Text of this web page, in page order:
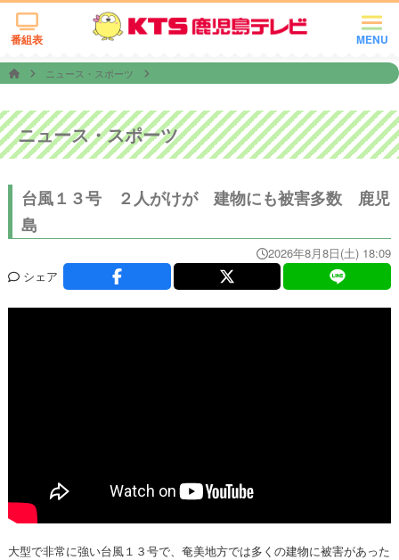
MENU
番組表
ニュース・スポーツ
ニュース・スポーツ
台風１３号 ２人がけが 建物にも被害多数 鹿児
島
2026年8月8日(土) 18:09
シェア
大型で非常に強い台風１３号で、奄美地方では多くの建物に被害があった